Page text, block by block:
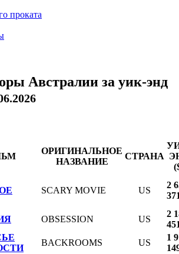
проката
Австралии за уик-энд
ОРИГИНАЛЬНОЕ
НАЗВАНИЕ
СТРАНА
SCARY MOVIE US
2
OBSESSION US
2
BACKROOMS US
1